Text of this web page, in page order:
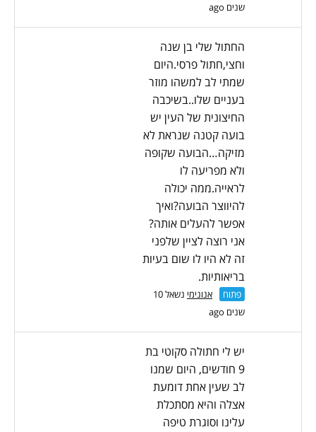
שנים ago
החתול שלי בן שנה
וחצי,חתול פרסי.היום
שמתי לב למשהו מוזר
בעניים שלו..בשיכבה
החיצונית של העין יש
בועה קטנה שנראת לא
מזיקה…הבועה שקופה
ולא מפריעה לו
לראייה.ממה יכולה
להיווצר הבועה?ואיך
אפשר להעלים אותה?
אני רוצה לציין שלפני
זה לא היו לו שום בעיות
בריאותיות.
פתוח אנונימי
נשאל 10
שנים ago
יש לי חתולה סקוטי בת
9 חודשים, היום שמנו
לב שעין אחת דומעת
אצלה והיא מסתכלת
עלינו וסוגרת טיפה